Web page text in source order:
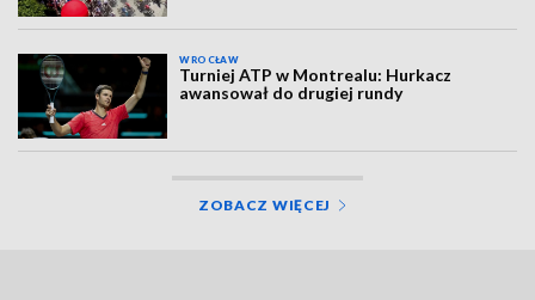
WROCŁAW
Turniej ATP w Montrealu: Hurkacz
awansował do drugiej rundy
ZOBACZ WIĘCEJ